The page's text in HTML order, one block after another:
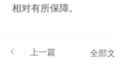
相对有所保障。
上一篇 全部